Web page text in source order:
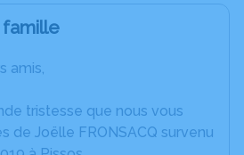
famille
amis,
tristesse que nous vous
de Joëlle FRONSACQ survenu